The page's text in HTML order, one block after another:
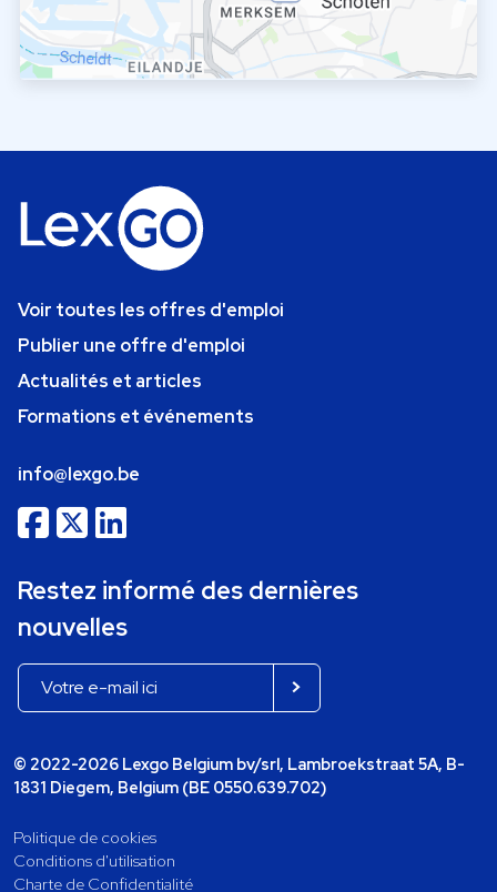
Voir toutes les offres d'emploi
Publier une offre d'emploi
Actualités et articles
Formations et événements
info@lexgo.be
Restez informé des dernières
nouvelles
© 2022-2026 Lexgo Belgium bv/srl, Lambroekstraat 5A, B-
1831 Diegem, Belgium (BE 0550.639.702)
Politique de cookies
Conditions d'utilisation
Charte de Confidentialité